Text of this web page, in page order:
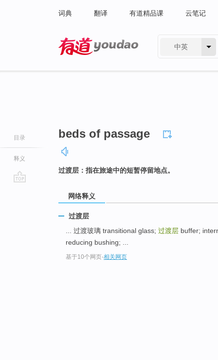
词典 翻译 有道精品课 云笔记
中英
目录
释义
beds of passage
过渡层：指在旅途中的短暂停留地点。
网络释义
过渡层
... 过渡玻璃 transitional glass; 过渡层 buffer;
reducing bushing; ...
基于10个网页-相关网页